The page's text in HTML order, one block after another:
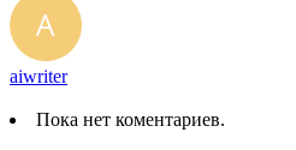
aiwriter
Пока нет коментариев.